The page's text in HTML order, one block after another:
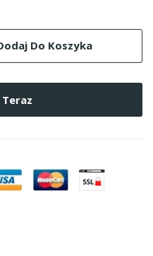
Do Koszyka
Teraz